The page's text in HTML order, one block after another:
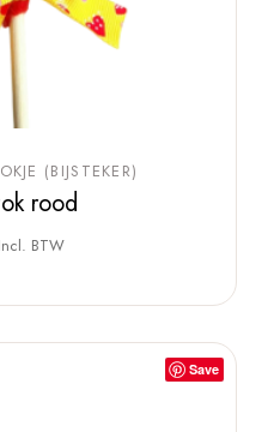
(BIJSTEKER)
rood
Incl. BTW
Save